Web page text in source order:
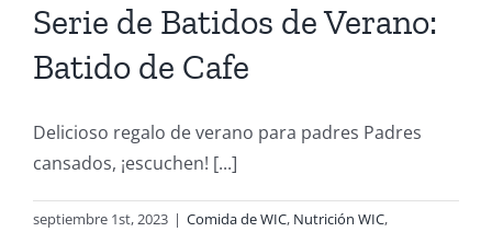
Serie de Batidos de Verano:
Batido de Cafe
Delicioso regalo de verano para padres Padres
cansados, ¡escuchen! [...]
septiembre 1st, 2023 | Comida de WIC, Nutrición WIC,